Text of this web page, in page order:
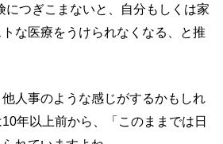
につぎこまないと、自分もしくは家
な医療をうけられなくなる、と推
人事のような感じがするかもしれ
年以上前から、「このままでは日